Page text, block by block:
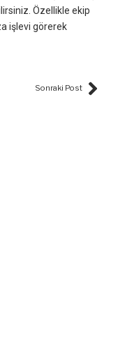
Özellikle ekip
işlevi görerek
Sonraki Post